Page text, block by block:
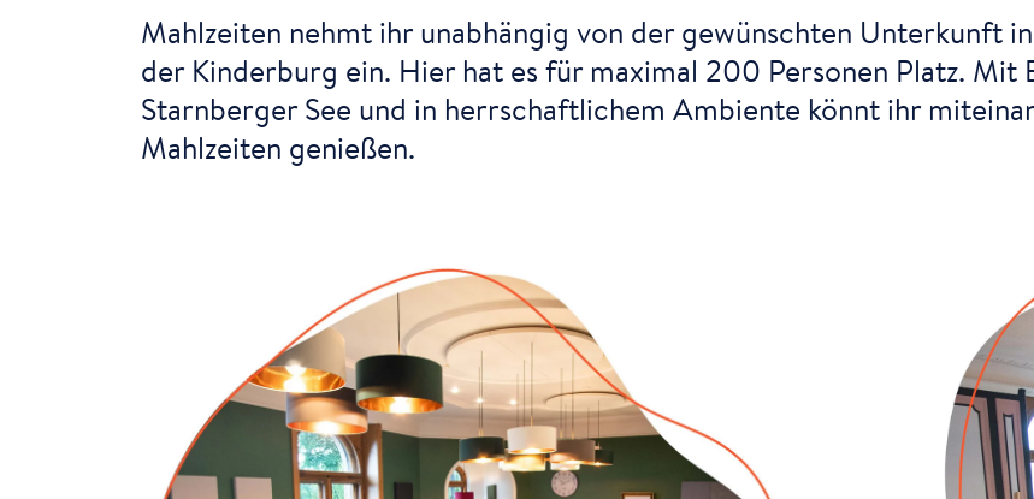
Mahlzeiten nehmt ihr unabhängig von der gewünschten Unterkunft
der Kinderburg ein. Hier hat es für maximal 200 Personen Platz. Mit
Starnberger See und in herrschaftlichem Ambiente könnt ihr
Mahlzeiten genießen.